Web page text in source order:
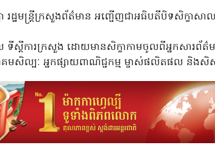
ា រដ្ឋមន្ត្រីក្រសួងព័ត៌មាន អញ្ជើញជាអធិបតីបិទសិក្ខាសា
ស្តីការក្រសួង ដោយមានសិក្ខាកាមចូលពីអ្នកសារព័ត៌
មសិល្បៈ អ្នកផ្សាយពាណិជ្ជកម្ម ម្ចាស់ផលិតផល និងសិ